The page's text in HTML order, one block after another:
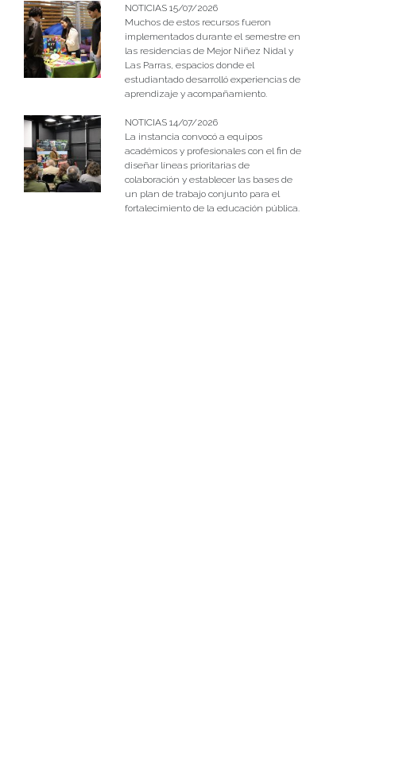
NOTICIAS 15/07/2026
Muchos de estos recursos fueron
implementados durante el semestre en
las residencias de Mejor Niñez Nidal y
Las Parras, espacios donde el
estudiantado desarrolló experiencias de
aprendizaje y acompañamiento.
NOTICIAS 14/07/2026
La instancia convocó a equipos
académicos y profesionales con el fin de
diseñar líneas prioritarias de
colaboración y establecer las bases de
un plan de trabajo conjunto para el
fortalecimiento de la educación pública.